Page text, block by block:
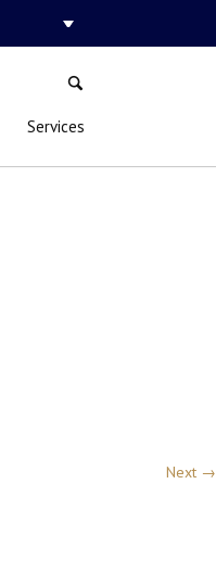
Services
Next →